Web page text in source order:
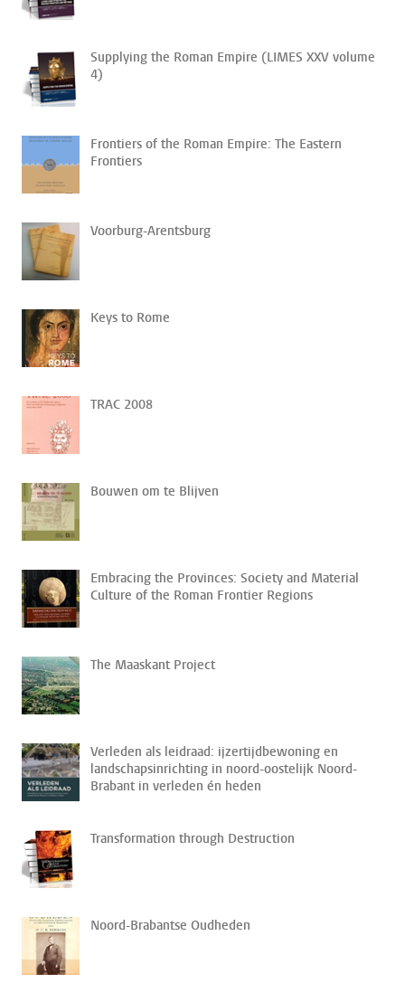
Supplying the Roman Empire (LIMES XXV volume
4)
Frontiers of the Roman Empire: The Eastern
Frontiers
Voorburg-Arentsburg
Keys to Rome
TRAC 2008
Bouwen om te Blijven
Embracing the Provinces: Society and Material
Culture of the Roman Frontier Regions
The Maaskant Project
Verleden als leidraad: ijzertijdbewoning en
landschapsinrichting in noord-oostelijk Noord-
Brabant in verleden én heden
Transformation through Destruction
Noord-Brabantse Oudheden